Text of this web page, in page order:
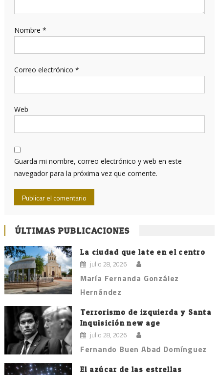
Nombre *
Correo electrónico *
Web
Guarda mi nombre, correo electrónico y web en este
navegador para la próxima vez que comente.
ÚLTIMAS PUBLICACIONES
La ciudad que late en el centro
julio 28, 2026
María Fernanda González
Hernández
Terrorismo de izquierda y Santa
Inquisición new age
julio 28, 2026
Fernando Buen Abad Domínguez
El azúcar de las estrellas